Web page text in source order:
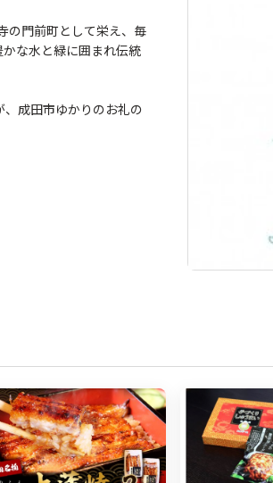
の門前町として栄え、毎
な水と緑に囲まれ伝統
成田市ゆかりのお礼の